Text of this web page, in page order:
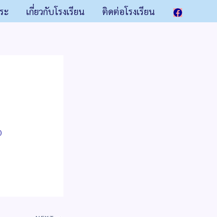
ะ เกี่ยวกับโรงเรียน ติดต่อโรงเรียน